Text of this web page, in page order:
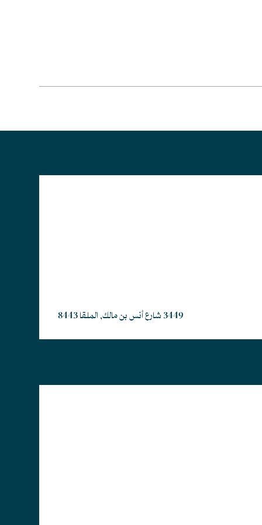
3449 شارع أنس بن مالك, الملقا 8443